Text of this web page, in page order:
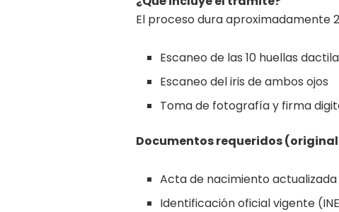
El proceso dura aproximadamente
Escaneo de las 10 huellas
Escaneo del iris de ambos ojos
Toma de fotografía y firma
Documentos requeridos
Acta de nacimiento actualizada
Identificación oficial vigente